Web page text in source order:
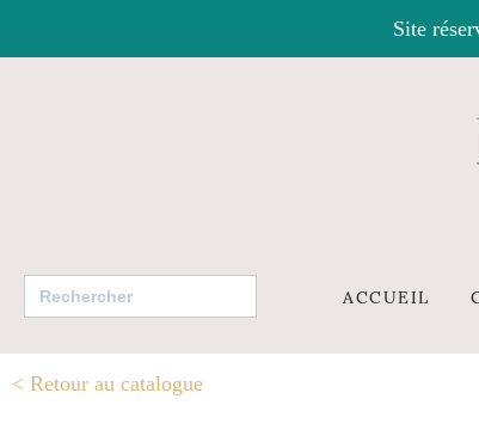
Site
Search
for:
ACCUEIL
< Retour au catalogue